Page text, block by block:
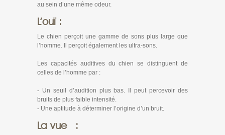
au sein d’une même odeur.
L’ouï :
Le chien perçoit une gamme de sons plus large que
l’homme. Il perçoit également les ultra-sons.
Les capacités auditives du chien se distinguent de
celles de l’homme par :
- Un seuil d’audition plus bas. Il peut percevoir des
bruits de plus faible intensité.
- Une aptitude à déterminer l’origine d’un bruit.
La vue :